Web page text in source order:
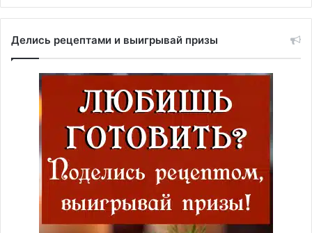
Делись рецептами и выигрывай призы